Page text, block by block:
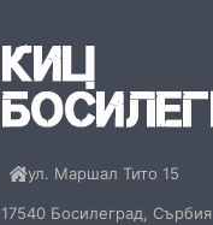
ул. Маршал Тито 15
17540 Босилеград, Сърбия